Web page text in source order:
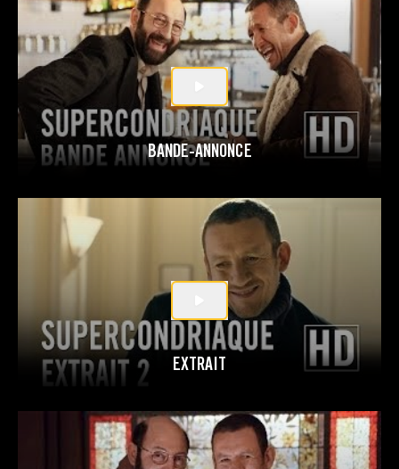
BANDE-ANNONCE
EXTRAIT